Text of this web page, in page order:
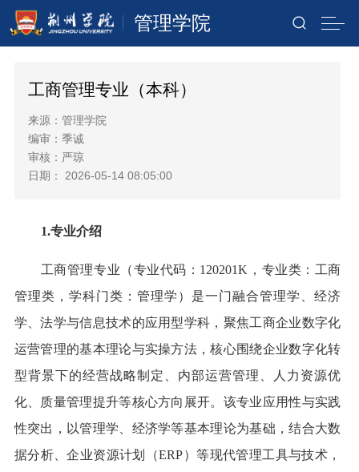
管理学院
工商管理专业（本科）
来源：管理学院
编审：季诚
审核：严琼
日期： 2026-05-14 08:05:00
1.专业介绍
工商管理专业（专业代码：120201K，专业类：工商
管理类，学科门类：管理学）是一门融合管理学、经济
学、法学与信息技术的应用型学科，聚焦工商企业数字化
运营管理的基本理论与实操方法，核心围绕企业数字化转
型背景下的经营战略制定、内部运营管理、人力资源优
化、质量管理提升等核心方向展开。该专业应用性与实践
性突出，以管理学、经济学等基本理论为基础，结合大数
据分析、企业资源计划（ERP）等现代管理工具与技术，